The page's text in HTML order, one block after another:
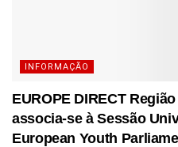
INFORMAÇÃO
EUROPE DIRECT
associa-se à Sessão
European Youth